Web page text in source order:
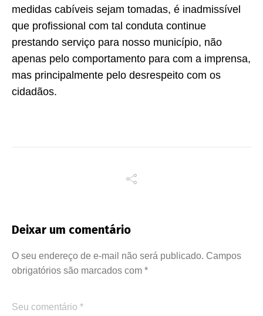
medidas cabíveis sejam tomadas, é inadmissível
que profissional com tal conduta continue
prestando serviço para nosso município, não
apenas pelo comportamento para com a imprensa,
mas principalmente pelo desrespeito com os
cidadãos.
Deixar um comentário
O seu endereço de e-mail não será publicado. Campos
obrigatórios são marcados com *